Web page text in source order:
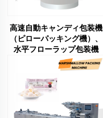
高速自動キャンディ包装機
（ピローパッキング機）、
水平フローラップ包装機